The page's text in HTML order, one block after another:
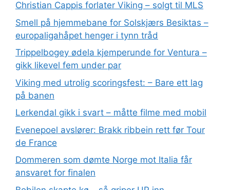
Christian Cappis forlater Viking – solgt til MLS
Smell på hjemmebane for Solskjærs Besiktas –
europaligahåpet henger i tynn tråd
Trippelbogey ødela kjemperunde for Ventura –
gikk likevel fem under par
Viking med utrolig scoringsfest: – Bare ett lag
på banen
Lerkendal gikk i svart – måtte filme med mobil
Evenepoel avslører: Brakk ribbein rett før Tour
de France
Dommeren som dømte Norge mot Italia får
ansvaret for finalen